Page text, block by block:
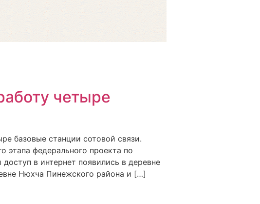
четыре
базовые станции сотовой связи.
этапа федерального проекта по
в интернет появились в деревне
Нюхча Пинежского района и […]